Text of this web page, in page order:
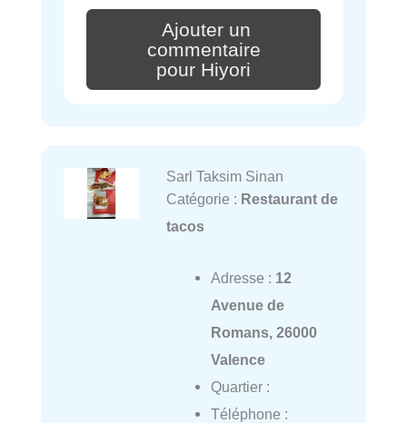
Ajouter un
commentaire
pour Hiyori
Sarl Taksim Sinan
Catégorie : Restaurant de
tacos
Adresse : 12
Avenue de
Romans, 26000
Valence
Quartier :
Téléphone :